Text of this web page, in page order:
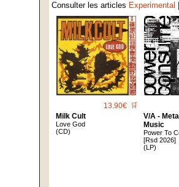
Consulter les articles Experimental
13.90€ 🛒
Milk Cult
Love God
(CD)
V/A -
Music
Power To
[Rsd 2026]
(LP)